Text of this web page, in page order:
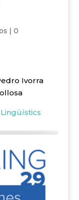
| 0
Ivorra